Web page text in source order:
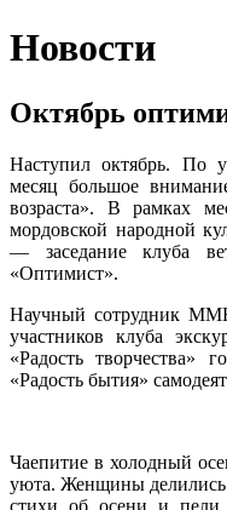
Новости
Октябрь
Наступил октябрь. По
месяц большое
возраста». В рамках
мордовской народной
— заседание клуба
«Оптимист».
Научный сотрудник
участников клуба
«Радость творчества»
«Радость бытия»
Чаепитие в холодный
уюта. Женщины делились
стихи об осени и пели